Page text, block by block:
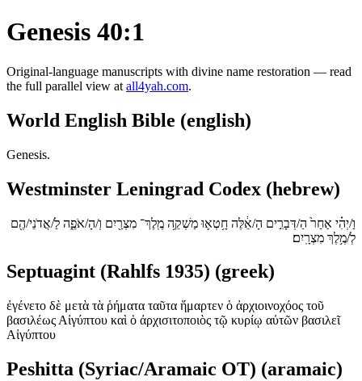
Genesis 40:1
Original-language manuscripts with divine name restoration — read
the full parallel view at all4yah.com.
World English Bible (english)
Genesis.
Westminster Leningrad Codex (hebrew)
וַ/יְהִ֗י אַחַר֙ הַ/דְּבָרִ֣ים הָ/אֵ֔לֶּה חָ֥טְא֛וּ מַשְׁקֵ֥ה מֶֽלֶךְ־ מִצְרַ֖יִם וְ/הָ/אֹפֶ֑ה לַ/אֲדֹנֵי/הֶ֖ם
לְ/מֶ֥לֶךְ מִצְרָֽיִם׃
Septuagint (Rahlfs 1935) (greek)
ἐγένετο δὲ μετὰ τὰ ῥήματα ταῦτα ἥμαρτεν ὁ ἀρχιοινοχόος τοῦ
βασιλέως Αἰγύπτου καὶ ὁ ἀρχισιτοποιὸς τῷ κυρίῳ αὐτῶν βασιλεῖ
Αἰγύπτου
Peshitta (Syriac/Aramaic OT) (aramaic)